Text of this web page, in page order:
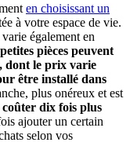
en choisissant un
à votre espace de vie.
également en
pièces peuvent
dont le prix varie
être installé dans
plus onéreux et est
dix fois plus
ajouter un certain
selon vos